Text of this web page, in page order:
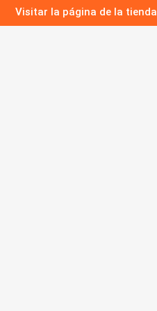
Visitar la página de la tienda